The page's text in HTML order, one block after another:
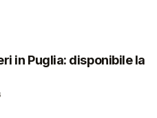
in Puglia: disponibile la